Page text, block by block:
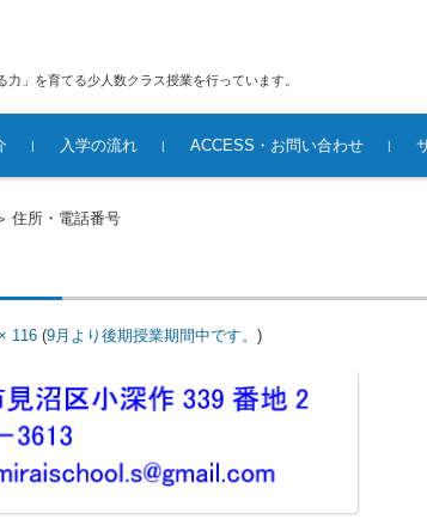
」を育てる少人数クラス授業を行っています。
入学の流れ ACCESS・お問い合わせ
住所・電話番号
116(9月より後期授業期間中です。 )